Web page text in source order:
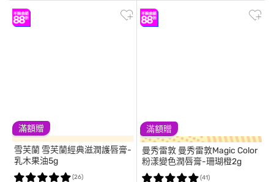
滿額贈
雪芙蘭 雪芙蘭經典滋潤護唇膏-
乳木果油5g
(26)
滿額贈
曼秀雷敦 曼秀雷敦Magic Color
粉漾變色潤唇膏-珊瑚橙2g
(41)